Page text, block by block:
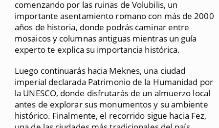
comenzando por las ruinas de Volubilis, un
importante asentamiento romano con más de 2000
años de historia, donde podrás caminar entre
mosaicos y columnas antiguas mientras un guía
experto te explica su importancia histórica.
Luego continuarás hacia Meknes, una ciudad
imperial declarada Patrimonio de la Humanidad por
la UNESCO, donde disfrutarás de un almuerzo local
antes de explorar sus monumentos y su ambiente
histórico. Finalmente, el recorrido sigue hacia Fez,